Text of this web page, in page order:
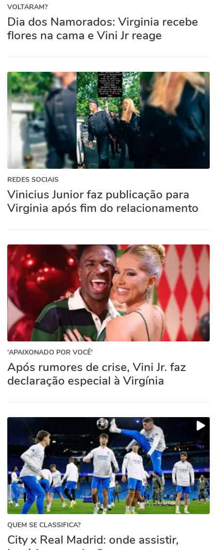
VOLTARAM?
Dia dos Namorados: Virginia recebe
flores na cama e Vini Jr reage
REDES SOCIAIS
Vinicius Junior faz publicação para
Virginia após fim do relacionamento
'APAIXONADO POR VOCÊ'
Após rumores de crise, Vini Jr. faz
declaração especial à Virgínia
QUEM SE CLASSIFICA?
City x Real Madrid: onde assistir,